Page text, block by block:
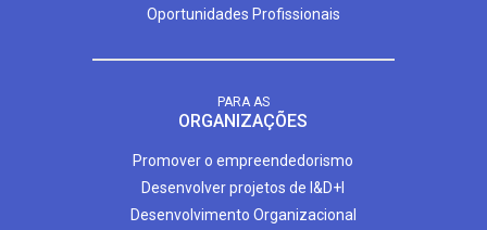
Oportunidades Profissionais
PARA AS
ORGANIZAÇÕES
Promover o empreendedorismo
Desenvolver projetos de I&D+I
Desenvolvimento Organizacional